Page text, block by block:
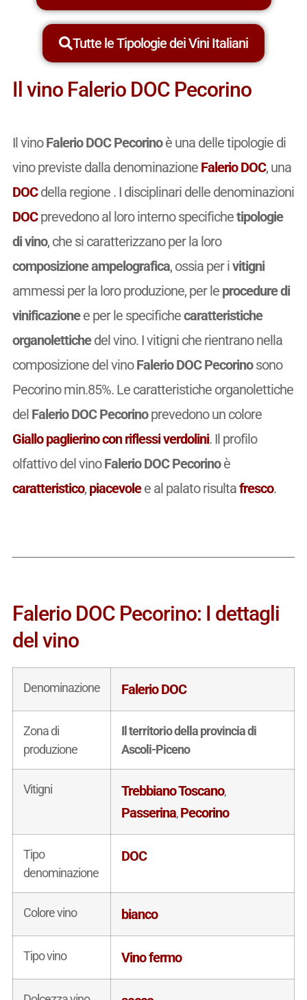
Tutte le Tipologie dei Vini Italiani
Il vino Falerio DOC Pecorino
Il vinoFalerio DOC Pecorinoè una delle tipologie di
vino previste dalla denominazione Falerio DOC, una
DOCdella regione . I disciplinari delle denominazioni
DOCprevedono al loro interno specifichetipologie
di vino, che si caratterizzano per la loro
composizione ampelografica, ossia per ivitigni
ammessi per la loro produzione, per le procedure di
vinificazionee per le specifichecaratteristiche
organolettichedel vino. I vitigni che rientrano nella
composizione del vinoFalerio DOC Pecorinosono
Pecorino min.85%. Le caratteristiche organolettiche
delFalerio DOC Pecorinoprevedono un colore
Giallo paglierino con riflessi verdolini. Il profilo
olfattivo del vinoFalerio DOC Pecorinoè
caratteristico, piacevolee al palato risultafresco.
Falerio DOC Pecorino: I dettagli
del vino
Denominazione Falerio DOC
Zona di
produzione
Il territorio della provincia di
Ascoli-Piceno
Vitigni Trebbiano Toscano,
Passerina,Pecorino
Tipo
denominazione
DOC
Colore vino bianco
Tipo vino Vino fermo